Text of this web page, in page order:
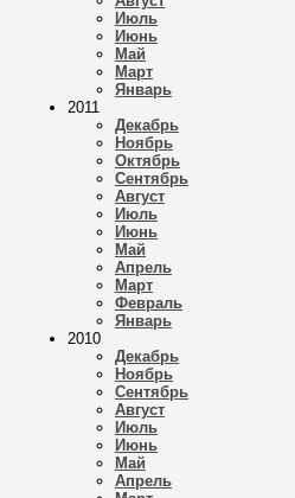
Июль
Июнь
Май
Март
Январь
2011
Декабрь
Ноябрь
Октябрь
Сентябрь
Август
Июль
Июнь
Май
Апрель
Март
Февраль
Январь
2010
Декабрь
Ноябрь
Сентябрь
Август
Июль
Июнь
Май
Апрель